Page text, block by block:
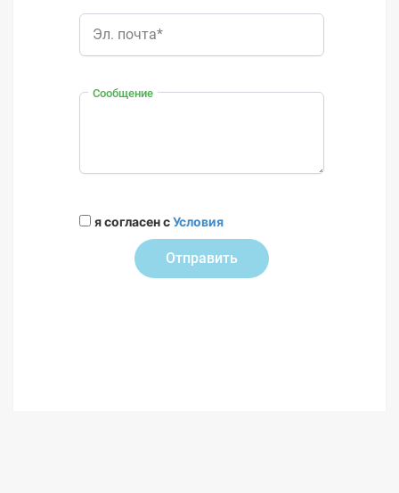
Эл. почта*
Сообщение
я согласен сУсловия
Отправить